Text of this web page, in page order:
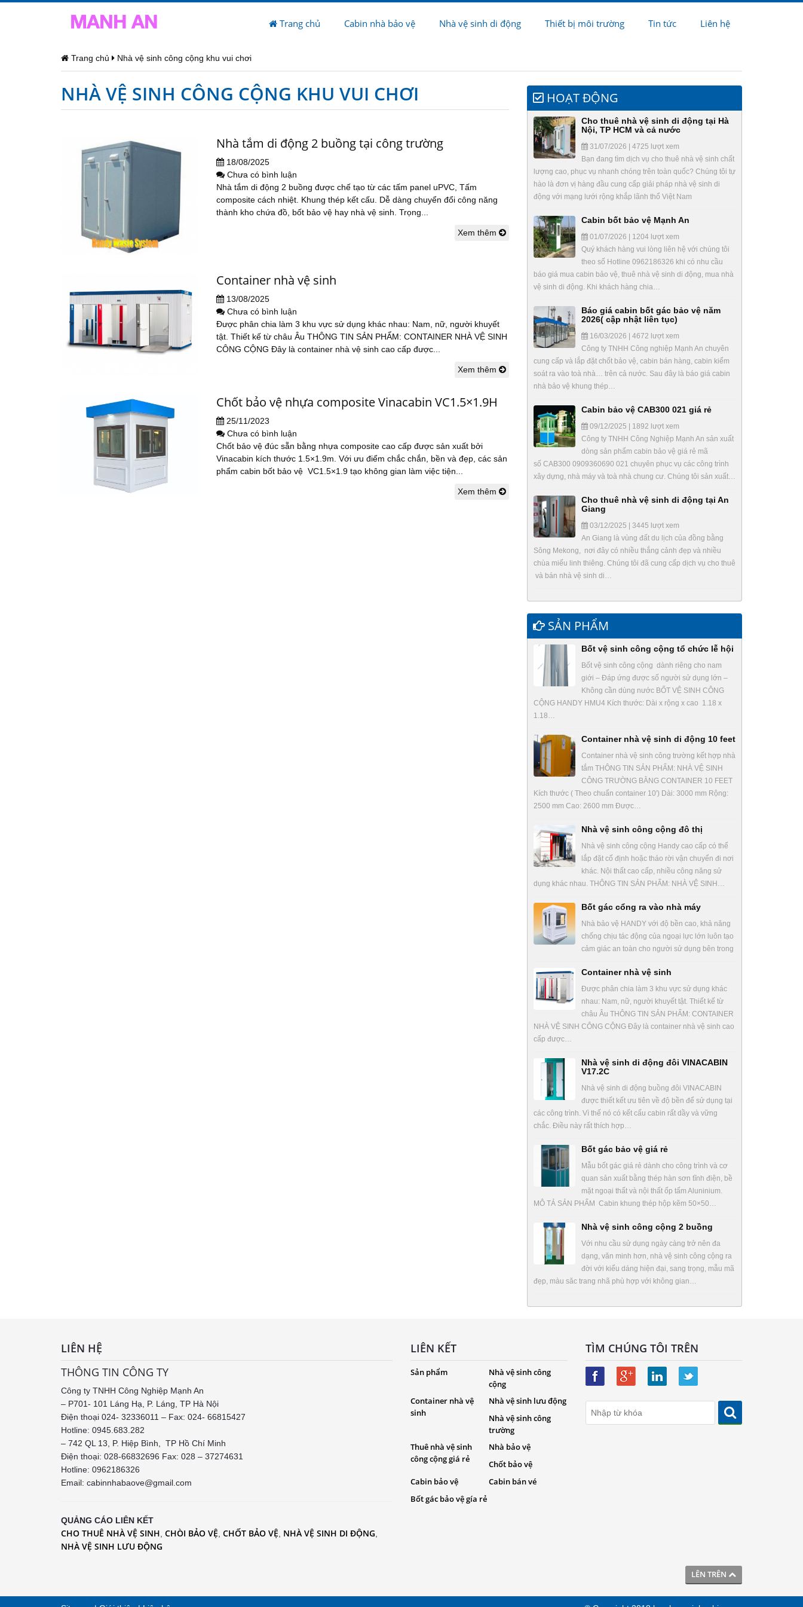
Trang chủ Cabin nhà bảo vệ Nhà vệ sinh di động Thiết bị môi trường Tin tức Liên hệ
Trang chủ Nhà vệ sinh công cộng khu vui chơi
NHÀ VỆ SINH CÔNG CỘNG KHU VUI CHƠI
Nhà tắm di động 2 buồng tại công trường
18/08/2025
Chưa có bình luận
Nhà tắm di động 2 buồng được chế tạo từ các tấm panel uPVC, Tấm
composite cách nhiệt. Khung thép kết cấu. Dễ dàng chuyển đổi công năng
thành kho chứa đồ, bốt bảo vệ hay nhà vệ sinh. Trọng...
Xem thêm
Container nhà vệ sinh
13/08/2025
Chưa có bình luận
Được phân chia làm 3 khu vực sử dụng khác nhau: Nam, nữ, người khuyết
tật. Thiết kế từ châu Âu THÔNG TIN SẢN PHẨM: CONTAINER NHÀ VỆ SINH
CÔNG CỘNG Đây là container nhà vệ sinh cao cấp được...
Xem thêm
Chốt bảo vệ nhựa composite Vinacabin VC1.5×1.9H
25/11/2023
Chưa có bình luận
Chốt bảo vệ đúc sẵn bằng nhựa composite cao cấp được sản xuất bởi
Vinacabin kích thước 1.5×1.9m. Với ưu điểm chắc chắn, bền và đẹp, các sản
phẩm cabin bốt bảo vệ VC1.5×1.9 tạo không gian làm việc tiện...
Xem thêm
HOẠT ĐỘNG
Cho thuê nhà vệ sinh di động tại Hà
Nội, TP HCM và cả nước
31/07/2026 | 4725 lượt xem
Bạn đang tìm dịch vụ cho thuê nhà vệ sinh chất
lượng cao, phục vụ nhanh chóng trên toàn quốc? Chúng tôi tự
hào là đơn vị hàng đầu cung cấp giải pháp nhà vệ sinh di
động với mạng lưới rộng khắp lãnh thổ Việt Nam
Cabin bốt bảo vệ Mạnh An
01/07/2026 | 1204 lượt xem
Quý khách hàng vui lòng liên hệ với chúng tôi
theo số Hotline 0962186326 khi có nhu cầu
báo giá mua cabin bảo vệ, thuê nhà vệ sinh di động, mua nhà
vệ sinh di động. Khi khách hàng chia…
Báo giá cabin bốt gác bảo vệ năm
2026( cập nhật liên tục)
16/03/2026 | 4672 lượt xem
Công ty TNHH Công nghiệp Mạnh An chuyên
cung cấp và lắp đặt chốt bảo vệ, cabin bán hàng, cabin kiểm
soát ra vào toà nhà… trên cả nước. Sau đây là báo giá cabin
nhà bảo vệ khung thép…
Cabin bảo vệ CAB300 021 giá rẻ
09/12/2025 | 1892 lượt xem
Công ty TNHH Công Nghiệp Mạnh An sản xuất
dòng sản phẩm cabin bảo vệ giá rẻ mã
số CAB300 0909360690 021 chuyên phục vụ các công trình
xây dựng, nhà máy và toà nhà chung cư. Chúng tôi sản xuất…
Cho thuê nhà vệ sinh di động tại An
Giang
03/12/2025 | 3445 lượt xem
An Giang là vùng đất du lịch của đồng bằng
Sông Mekong, nơi đây có nhiều thắng cảnh đẹp và nhiều
chùa miếu linh thiêng. Chúng tôi đã cung cấp dịch vụ cho thuê
và bán nhà vệ sinh di…
SẢN PHẨM
Bốt vệ sinh công cộng tổ chức lễ hội
Bốt vệ sinh công cộng dành riêng cho nam
giới – Đáp ứng được số người sử dụng lớn –
Không cần dùng nước BỐT VỆ SINH CÔNG
CỘNG HANDY HMU4 Kích thước: Dài x rộng x cao 1.18 x
1.18…
Container nhà vệ sinh di động 10 feet
Container nhà vệ sinh công trường kết hợp nhà
tắm THÔNG TIN SẢN PHẨM: NHÀ VỆ SINH
CÔNG TRƯỜNG BẰNG CONTAINER 10 FEET
Kích thước ( Theo chuẩn container 10′) Dài: 3000 mm Rộng:
2500 mm Cao: 2600 mm Được…
Nhà vệ sinh công cộng đô thị
Nhà vệ sinh công cộng Handy cao cấp có thể
lắp đặt cố định hoặc tháo rời vận chuyển đi nơi
khác. Nội thất cao cấp, nhiều công năng sử
dụng khác nhau. THÔNG TIN SẢN PHẨM: NHÀ VỆ SINH…
Bốt gác cổng ra vào nhà máy
Nhà bảo vệ HANDY với độ bền cao, khả năng
chống chịu tác động của ngoại lực lớn luôn tạo
cảm giác an toàn cho người sử dụng bên trong
Container nhà vệ sinh
Được phân chia làm 3 khu vực sử dụng khác
nhau: Nam, nữ, người khuyết tật. Thiết kế từ
châu Âu THÔNG TIN SẢN PHẨM: CONTAINER
NHÀ VỆ SINH CÔNG CỘNG Đây là container nhà vệ sinh cao
cấp được…
Nhà vệ sinh di động đôi VINACABIN
V17.2C
Nhà vệ sinh di động buồng đôi VINACABIN
được thiết kết ưu tiên về độ bền để sử dụng tại
các công trình. Vì thế nó có kết cấu cabin rất dầy và vững
chắc. Điều này rất thích hợp…
Bốt gác bảo vệ giá rẻ
Mẫu bốt gác giá rẻ dành cho công trình và cơ
quan sản xuất bằng thép hàn sơn tĩnh điện, bề
mặt ngoại thất và nội thất ốp tấm Aluninium.
MÔ TẢ SẢN PHẨM Cabin khung thép hộp kẽm 50×50…
Nhà vệ sinh công cộng 2 buồng
Với nhu cầu sử dụng ngày càng trở nên đa
dạng, văn minh hơn, nhà vệ sinh công cộng ra
đời với kiểu dáng hiện đại, sang trọng, mẫu mã
đẹp, màu săc trang nhã phù hợp với không gian…
LÊN TRÊN
LIÊN HỆ
THÔNG TIN CÔNG TY
Công ty TNHH Công Nghiệp Mạnh An
– P701- 101 Láng Hạ, P. Láng, TP Hà Nội
Điện thoại 024- 32336011 – Fax: 024- 66815427
Hotline: 0945.683.282
– 742 QL 13, P. Hiệp Bình, TP Hồ Chí Minh
Điện thoại: 028-66832696 Fax: 028 – 37274631
Hotline: 0962186326
Email: cabinnhabaove@gmail.com
QUẢNG CÁO LIÊN KẾT
CHO THUÊ NHÀ VỆ SINH CHÒI BẢO VỆ CHỐT BẢO VỆ NHÀ VỆ SINH DI ĐỘNG
NHÀ VỆ SINH LƯU ĐỘNG
LIÊN KẾT
Sản phẩm Nhà vệ sinh công
cộng
Container nhà vệ
sinh
Nhà vệ sinh lưu động
Nhà vệ sinh công
trường
Thuê nhà vệ sinh
công cộng giá rẻ
Nhà bảo vệ
Chốt bảo vệ
Cabin bảo vệ
Cabin bán vé
Bốt gác bảo vệ gía rẻ
TÌM CHÚNG TÔI TRÊN